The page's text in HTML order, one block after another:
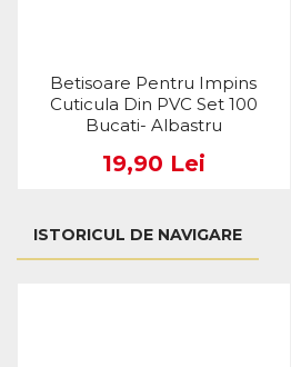
Betisoare Pentru Impins
Cuticula Din PVC Set 100
Bucati- Albastru
19,90 Lei
ISTORICUL DE NAVIGARE